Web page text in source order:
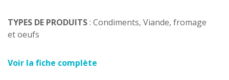
TYPES DE PRODUITS: Condiments, Viande, fromage
et oeufs
Voir la fiche complète